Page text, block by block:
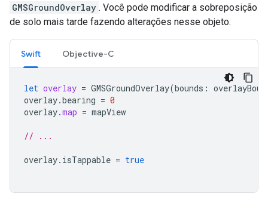
GMSGroundOverlay . Você pode modificar a sobreposição
de solo mais tarde fazendo alterações nesse objeto.
Swift Objective-C
let overlay = GMSGroundOverlay(bounds :
overlay.bearing = 0
overlay.map = mapView
// ...
overlay. isTappable = true